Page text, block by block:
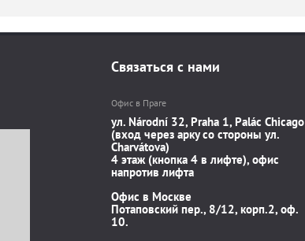
Связаться с нами
Офис в Праге
ул. Národní 32, Praha 1, Palác Chicago
(вход через арку со стороны ул.
Charvátova)
4 этаж (кнопка 4 в лифте), офис
напротив лифта
Офис в Москве
Потаповский пер., 8/12, корп.2, оф.
10.